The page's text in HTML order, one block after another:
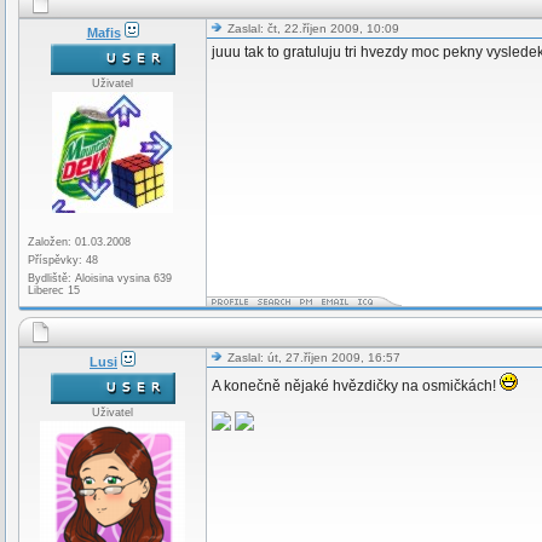
Mafis
Uživatel
Založen: 01.03.2008
Příspěvky: 48
Bydliště: Aloisina vysina 639
Liberec 15
Zaslal: čt, 22.říjen 2009, 10:09
juuu tak to gratuluju tri hvezdy moc pekny
Lusi
Uživatel
Zaslal: út, 27.říjen 2009, 16:57
A konečně nějaké hvězdičky na osmičkách!